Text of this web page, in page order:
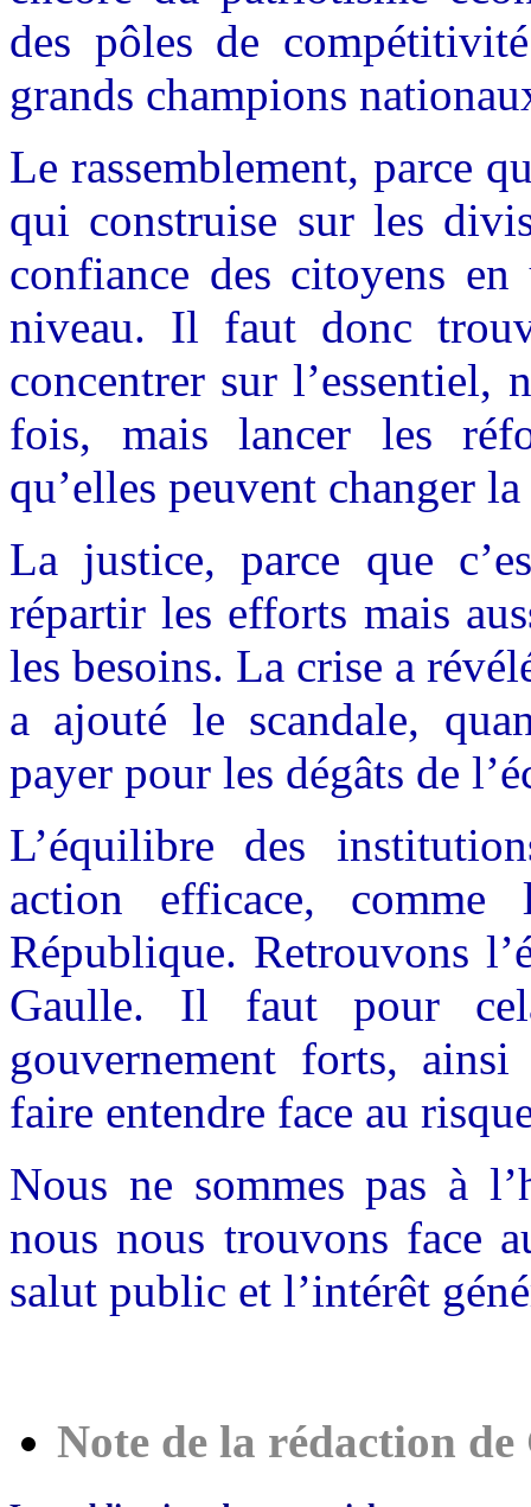
des pôles de
grands champions
Le rassemblement, parce
qui construise sur les
confiance des citoyens
niveau. Il faut donc
concentrer sur l’essentiel,
fois, mais lancer les
qu’elles peuvent changer
La justice, parce que
répartir les efforts mais
les besoins. La crise a
a ajouté le scandale,
payer pour les dégâts de
L’équilibre des
action efficace, comme
République. Retrouvons
Gaulle. Il faut pour
gouvernement forts,
faire entendre face au
Nous ne sommes pas à
nous nous trouvons face
salut public et l’intérêt
Note de la rédaction